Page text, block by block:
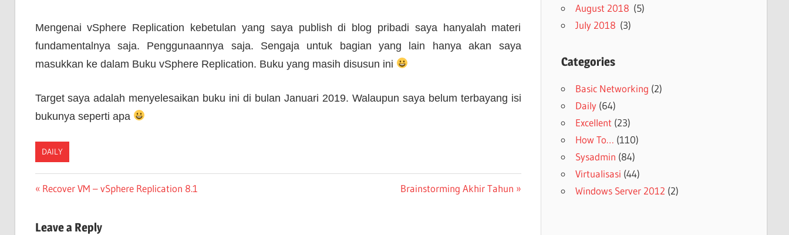
Mengenai vSphere Replication kebetulan yang saya publish di blog pribadi saya hanyalah materi
fundamentalnya saja. Penggunaannya saja. Sengaja untuk bagian yang lain hanya akan saya
masukkan ke dalam Buku vSphere Replication. Buku yang masih disusun ini
Target saya adalah menyelesaikan buku ini di bulan Januari 2019. Walaupun saya belum terbayang isi
bukunya seperti apa
DAILY
Post
Previous
Recover VM – vSphere Replication 8.1
Next
Brainstorming Akhir Tahun
Leave a Reply
August 2018 (5)
July 2018 (3)
Categories
Basic Networking (2)
Daily(64)
Excellent (23)
How To… (110)
Sysadmin (84)
Virtualisasi (44)
Windows Server 2012 (2)